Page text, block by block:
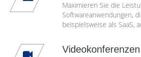
Maximieren Sie die
Softwareanwendungen,
beispielsweise als SaaS,
Videokonferenzen